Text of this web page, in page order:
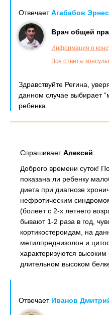
ОтвечаетАгабабов
Врач общей
Информация о
Все ответы
Здравствуйте Регина,
данном случае выбирает
ребенка.
СпрашиваетАлексей:
Доброго времени суток!
показана ли ребенку
диета при диагнозе
нефротическим
(болеет с 2-х летнего
бывают 1-2 раза в год,
кортикостероидам, на
метилпреднизолон и
характеризуются
длительном высоком
Отвечает Иванов